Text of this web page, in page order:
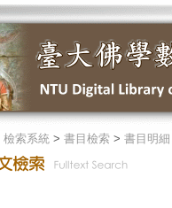
檢索系統> 書目檢索> 書目明細